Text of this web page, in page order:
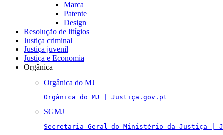
Marca
Patente
Design
Resolução de litígios
Justiça criminal
Justiça juvenil
Justiça e Economia
Orgânica
Orgânica do MJ
Orgânica do MJ | Justiça.gov.pt
SGMJ
Secretaria-Geral do Ministério da Justiça |